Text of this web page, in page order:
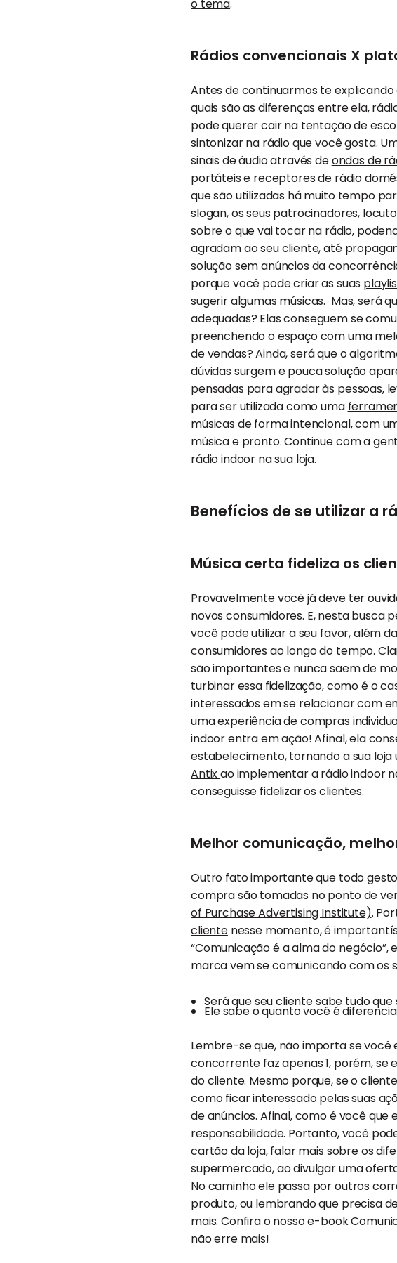
o tema.
Rádios convencionais X
Antes de continuarmos te
quais são as diferenças entre ela,
pode querer cair na tentação de
sintonizar na rádio que você gosta.
sinais de áudio através deondas de
portáteis e receptores de rádio
que são utilizadas há muito tempo
slogan, os seus patrocinadores,
sobre o que vai tocar na rádio,
agradam ao seu cliente, até
solução sem anúncios da
porque você pode criar as suas
sugerir algumas músicas. Mas, será
adequadas? Elas conseguem se
preenchendo o espaço com uma
de vendas? Ainda, será que o
dúvidas surgem e pouca solução
pensadas para agradar às pessoas,
para ser utilizada como uma
músicas de forma intencional, com
música e pronto. Continue com a
rádio indoor na sua loja.
Benefícios de se utilizar a
Música certa fideliza os
Provavelmente você já deve ter
novos consumidores. E, nesta
você pode utilizar a seu favor, além
consumidores ao longo do tempo.
são importantes e nunca saem de
turbinar essa fidelização, como é o
interessados em se relacionar com
umaexperiência de compras
indoor entra em ação! Afinal, ela
estabelecimento, tornando a sua loja
Antixao implementar a rádio indoor
conseguisse fidelizar os clientes.
Melhor comunicação,
Outro fato importante que todo
compra são tomadas no ponto de
of Purchase Advertising Institute).
clientenesse momento, é
“Comunicação é a alma do
marca vem se comunicando com os
Será que seu cliente sabe tudo
Ele sabe o quanto você é
Lembre-se que, não importa se
concorrente faz apenas 1, porém, se
do cliente. Mesmo porque, se o
como ficar interessado pelas suas
de anúncios. Afinal, como é você que
responsabilidade. Portanto, você
cartão da loja, falar mais sobre os
supermercado, ao divulgar uma
No caminho ele passa por outros
produto, ou lembrando que precisa
mais. Confira o nosso e-book
não erre mais!